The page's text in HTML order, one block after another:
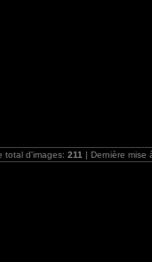
total d'images: 211 | Dernière mise